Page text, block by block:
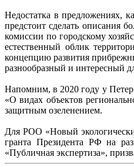
Недостатка в предложениях,
предстоит сделать описания
комиссии по городскому
естественный облик
концепцию развития
разнообразный и интересный
Напомним, в 2020 году у
«О видах объектов
защитным озеленением.
Для РОО «Новый
гранта Президента РФ на
«Публичная экспертиза»,